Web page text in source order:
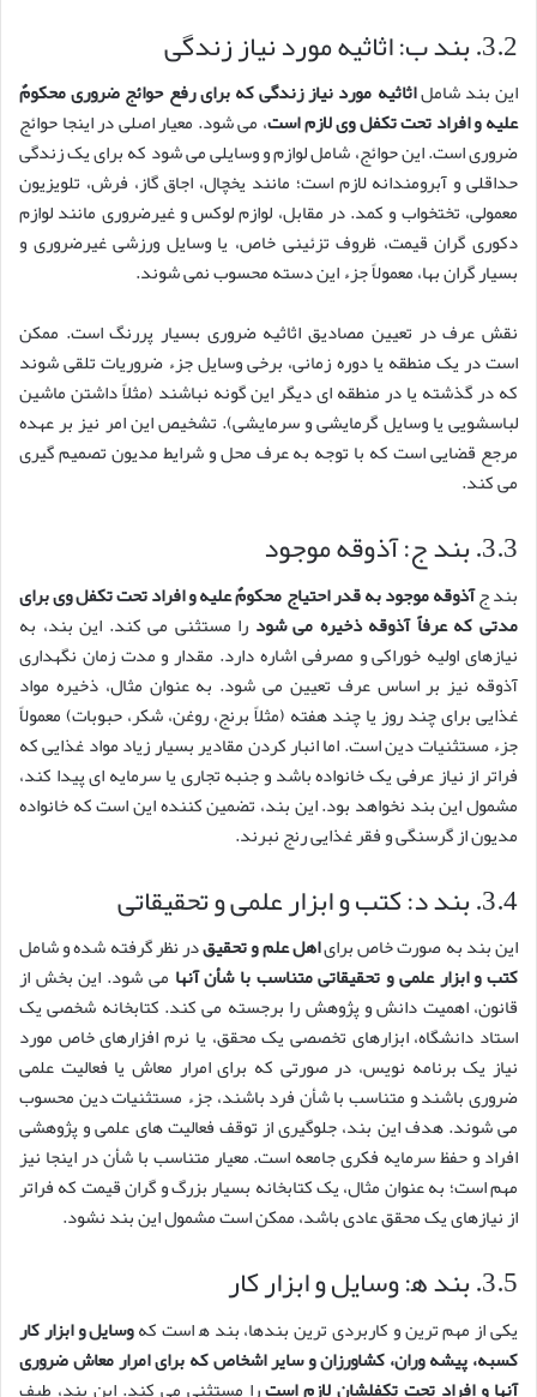
3.2. بند ب: اثاثیه مورد نیاز زندگی
این بند شاملاثاثیه مورد نیاز زندگی که برای رفع حوائج ضروری محکومٌ
علیه و افراد تحت تکفل وی لازم است، می شود. معیار اصلی در اینجا حوائج
ضروری است. این حوائج، شامل لوازم و وسایلی می شود که برای یک زندگی
حداقلی و آبرومندانه لازم است؛ مانند یخچال، اجاق گاز، فرش، تلویزیون
معمولی، تختخواب و کمد. در مقابل، لوازم لوکس و غیرضروری مانند لوازم
دکوری گران قیمت، ظروف تزئینی خاص، یا وسایل ورزشی غیرضروری و
بسیار گران بها، معمولاً جزء این دسته محسوب نمی شوند.
نقش عرف در تعیین مصادیق اثاثیه ضروری بسیار پررنگ است. ممکن
است در یک منطقه یا دوره زمانی، برخی وسایل جزء ضروریات تلقی شوند
که در گذشته یا در منطقه ای دیگر این گونه نباشند (مثلاً داشتن ماشین
لباسشویی یا وسایل گرمایشی و سرمایشی). تشخیص این امر نیز بر عهده
مرجع قضایی است که با توجه به عرف محل و شرایط مدیون تصمیم گیری
می کند.
3.3. بند ج: آذوقه موجود
بند جآذوقه موجود به قدر احتیاج محکومٌ علیه و افراد تحت تکفل وی برای
مدتی که عرفاً آذوقه ذخیره می شود را مستثنی می کند. این بند، به
نیازهای اولیه خوراکی و مصرفی اشاره دارد. مقدار و مدت زمان نگهداری
آذوقه نیز بر اساس عرف تعیین می شود. به عنوان مثال، ذخیره مواد
غذایی برای چند روز یا چند هفته (مثلاً برنج، روغن، شکر، حبوبات) معمولاً
جزء مستثنیات دین است. اما انبار کردن مقادیر بسیار زیاد مواد غذایی که
فراتر از نیاز عرفی یک خانواده باشد و جنبه تجاری یا سرمایه ای پیدا کند،
مشمول این بند نخواهد بود. این بند، تضمین کننده این است که خانواده
مدیون از گرسنگی و فقر غذایی رنج نبرند.
3.4. بند د: کتب و ابزار علمی و تحقیقاتی
این بند به صورت خاص برایاهل علم و تحقیقدر نظر گرفته شده و شامل
کتب و ابزار علمی و تحقیقاتی متناسب با شأن آنها می شود. این بخش از
قانون، اهمیت دانش و پژوهش را برجسته می کند. کتابخانه شخصی یک
استاد دانشگاه، ابزارهای تخصصی یک محقق، یا نرم افزارهای خاص مورد
نیاز یک برنامه نویس، در صورتی که برای امرار معاش یا فعالیت علمی
ضروری باشند و متناسب با شأن فرد باشند، جزء مستثنیات دین محسوب
می شوند. هدف این بند، جلوگیری از توقف فعالیت های علمی و پژوهشی
افراد و حفظ سرمایه فکری جامعه است. معیار متناسب با شأن در اینجا نیز
مهم است؛ به عنوان مثال، یک کتابخانه بسیار بزرگ و گران قیمت که فراتر
از نیازهای یک محقق عادی باشد، ممکن است مشمول این بند نشود.
3.5. بند ه‍: وسایل و ابزار کار
یکی از مهم ترین و کاربردی ترین بندها، بند ه‍ است کهوسایل و ابزار کار
کسبه، پیشه وران، کشاورزان و سایر اشخاص که برای امرار معاش ضروری
آنها و افراد تحت تکفلشان لازم استرا مستثنی می کند. این بند، طیف